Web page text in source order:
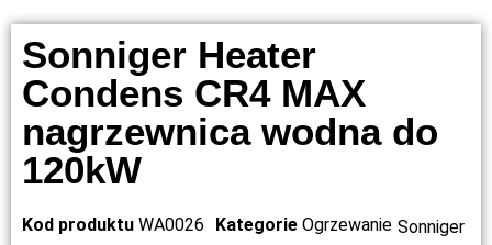
Sonniger Heater
Condens CR4 MAX
nagrzewnica wodna do
120kW
Kod produktu WA0026 Kategorie Ogrzewanie Sonniger